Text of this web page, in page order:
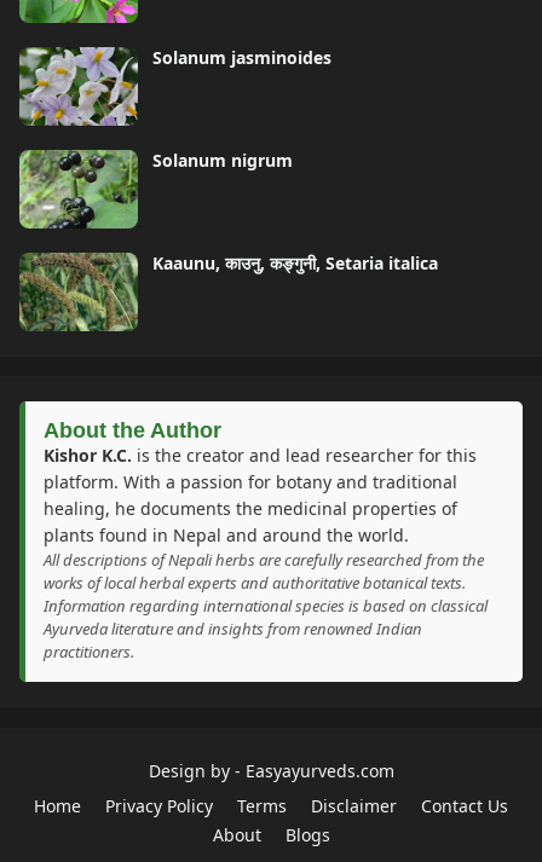
Solanum jasminoides
Solanum nigrum
Kaaunu, काउनु, कङ्गुनी, Setaria italica
About the Author
Kishor K.C. is the creator and lead researcher for this
platform. With a passion for botany and traditional
healing, he documents the medicinal properties of
plants found in Nepal and around the world.
All descriptions of Nepali herbs are carefully researched from the
works of local herbal experts and authoritative botanical texts.
Information regarding international species is based on classical
Ayurveda literature and insights from renowned Indian
practitioners.
Design by - Easyayurveds.com
Home
Privacy Policy Terms Disclaimer
Contact Us
About
Blogs